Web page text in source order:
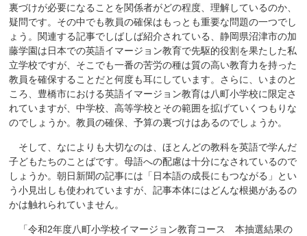
裏づけが必要になることを関係者がどの程度、理解しているのか、
疑問です。その中でも教員の確保はもっとも重要な問題の一つでし
ょう。関連する記事でしばしば紹介されている、静岡県沼津市の加
藤学園は日本での英語イマージョン教育で先駆的役割を果たした私
立学校ですが、そこでも一番の苦労の種は質の高い教育力を持った
教員を確保することだと何度も耳にしています。さらに、いまのと
ころ、豊橋市における英語イマージョン教育は八町小学校に限定さ
れていますが、中学校、高等学校とその範囲を拡げていくつもりな
のでしょうか。教員の確保、予算の裏づけはあるのでしょうか。
そして、なによりも大切なのは、ほとんどの教科を英語で学んだ
子どもたちのことばです。母語への配慮は十分になされているので
しょうか。朝日新聞の記事には「日本語の成長にもつながる」とい
う小見出しも使われていますが、記事本体にはどんな根拠があるの
かは触れられていません。
「令和2年度八町小学校イマージョン教育コース 本抽選結果の